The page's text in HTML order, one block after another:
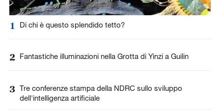
1 Di chi è questo splendido tetto?
2 Fantastiche illuminazioni nella Grotta di Yinzi a Guilin
3 Tre conferenze stampa della NDRC sullo sviluppo
dell'intelligenza artificiale